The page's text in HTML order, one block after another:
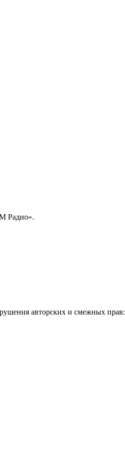
Радио».
авторских и смежных прав: